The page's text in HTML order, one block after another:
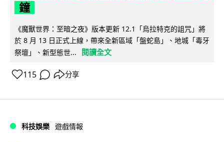
鐘
《魔獸世界：至暗之夜》版本更新 12.1「烏拉特克的詛咒」將
於 8 月 13 日正式上線，帶來全新區域「盤蛇島」、地城「毒牙
祭壇」、新型態世...
閱讀全文
115 分享
科技娛樂 遊戲情報